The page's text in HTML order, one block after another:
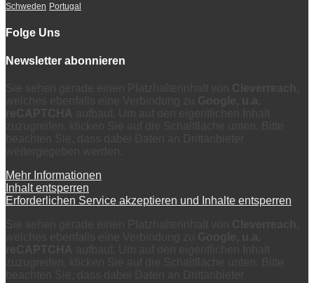
Schweden Portugal
Folge Uns
Newsletter abonnieren
Mehr Informationen
Inhalt entsperren
Erforderlichen Service akzeptieren und Inhalte entsperren